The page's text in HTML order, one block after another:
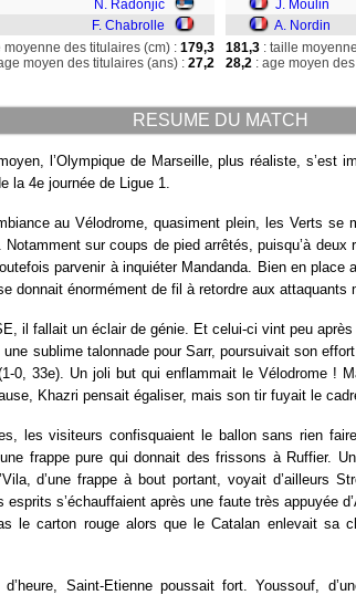
N. Radonjic
F. Chabrolle
J. Moulin
A. Nordin
moyenne des titulaires (cm) : 179,3
moyen des titulaires (ans) : 27,2
181,3 : taille
28,2 : age moyen
RESUME DU MATCH
l’Olympique de Marseille, plus réaliste, s’est
la 4e journée de Ligue 1.
au Vélodrome, quasiment plein, les Verts se
Notamment sur coups de pied arrêtés, puisqu’à
parvenir à inquiéter Mandanda. Bien en place
donnait énormément de fil à retordre aux
il fallait un éclair de génie. Et celui-ci vint peu
une sublime talonnade pour Sarr, poursuivait son
0, 33e). Un joli but qui enflammait le Vélodrome !
Khazri pensait égaliser, mais son tir fuyait le
les visiteurs confisquaient le ballon sans rien
frappe pure qui donnait des frissons à Ruffier.
d’une frappe à bout portant, voyait d’ailleurs
esprits s’échauffaient après une faute très appuyée
le carton rouge alors que le Catalan enlevait sa
Saint-Etienne poussait fort. Youssouf,